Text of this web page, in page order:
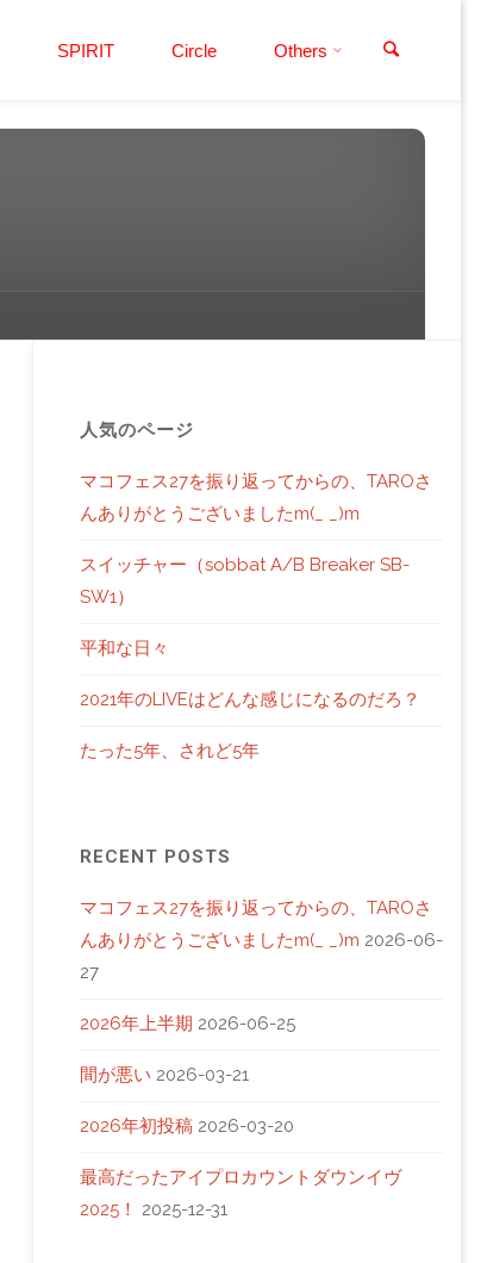
SPIRIT Circle Others
人気のページ
マコフェス27を振り返ってからの、TAROさ
んありがとうございましたm(_ _)m
スイッチャー（sobbat A/B Breaker SB-
SW1）
平和な日々
2021年のLIVEはどんな感じになるのだろ？
たった5年、されど5年
RECENT POSTS
マコフェス27を振り返ってからの、TAROさ
んありがとうございましたm(_ _)m 2026-06-
27
2026年上半期 2026-06-25
間が悪い 2026-03-21
2026年初投稿 2026-03-20
最高だったアイプロカウントダウンイヴ
2025！
2025-12-31